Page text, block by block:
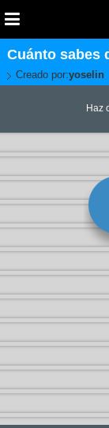
Cuánto sabes
Creado por:yoselin
Haz